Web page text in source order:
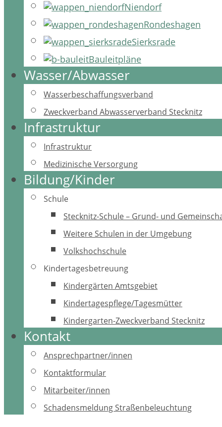
Niendorf
Rondeshagen
Sierksrade
Bauleitpläne
Wasser/Abwasser
Wasserbeschaffungsverband
Zweckverband Abwasserverband Stecknitz
Infrastruktur
Infrastruktur
Medizinische Versorgung
Bildung/Kinder
Schule
Stecknitz-Schule – Grund- und
Weitere Schulen in der Umgebung
Volkshochschule
Kindertagesbetreuung
Kindergärten Amtsgebiet
Kindertagespflege/Tagesmütter
Kindergarten-Zweckverband Stecknitz
Kontakt
Ansprechpartner/innen
Kontaktformular
Mitarbeiter/innen
Schadensmeldung Straßenbeleuchtung